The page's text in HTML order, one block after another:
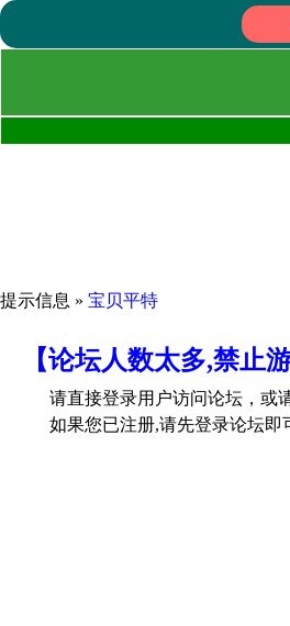
提示信息 » 宝贝平特
【论坛人数太多,禁止
请直接登录用户访问论坛，或
如果您已注册,请先登录论坛即